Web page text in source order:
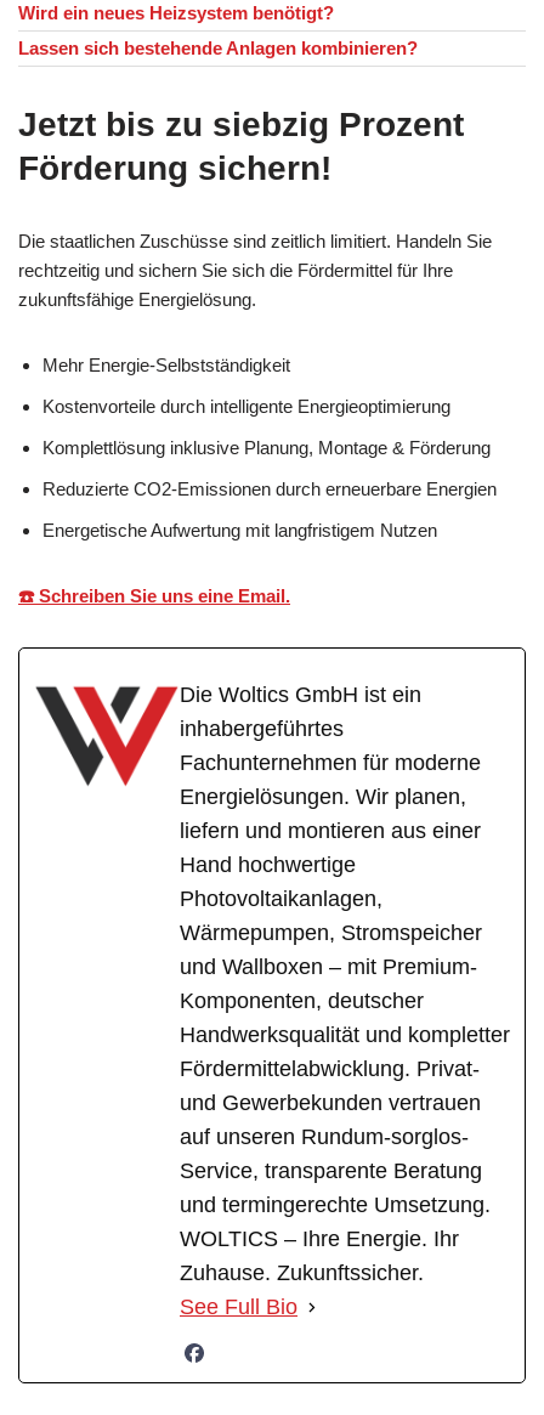
Wird ein neues Heizsystem benötigt?
Lassen sich bestehende Anlagen kombinieren?
Jetzt bis zu siebzig Prozent
Förderung sichern!
Die staatlichen Zuschüsse sind zeitlich limitiert. Handeln Sie
rechtzeitig und sichern Sie sich die Fördermittel für Ihre
zukunftsfähige Energielösung.
Mehr Energie-Selbstständigkeit
Kostenvorteile durch intelligente Energieoptimierung
Komplettlösung inklusive Planung, Montage & Förderung
Reduzierte CO2-Emissionen durch erneuerbare Energien
Energetische Aufwertung mit langfristigem Nutzen
☎️ Schreiben Sie uns eine Email.
Die Woltics GmbH ist ein
inhabergeführtes
Fachunternehmen für moderne
Energielösungen. Wir planen,
liefern und montieren aus einer
Hand hochwertige
Photovoltaikanlagen,
Wärmepumpen, Stromspeicher
und Wallboxen – mit Premium-
Komponenten, deutscher
Handwerksqualität und kompletter
Fördermittelabwicklung. Privat-
und Gewerbekunden vertrauen
auf unseren Rundum-sorglos-
Service, transparente Beratung
und termingerechte Umsetzung.
WOLTICS – Ihre Energie. Ihr
Zuhause. Zukunftssicher.
See Full Bio